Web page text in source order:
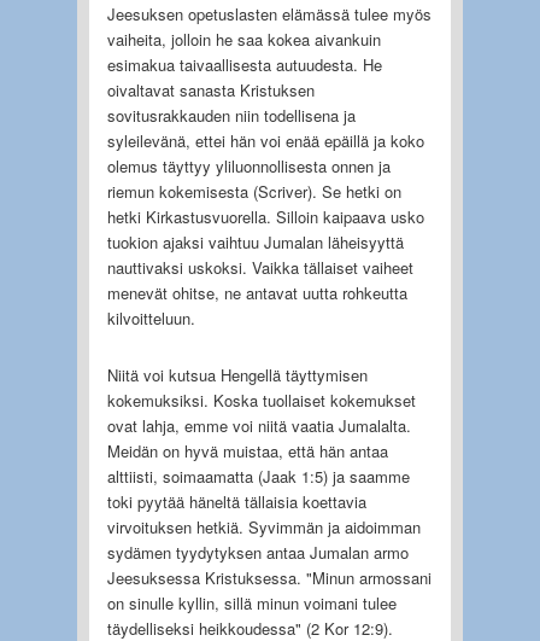
Jeesuksen opetuslasten elämässä tulee myös
vaiheita, jolloin he saa kokea aivankuin
esimakua taivaallisesta autuudesta. He
oivaltavat sanasta Kristuksen
sovitusrakkauden niin todellisena ja
syleilevänä, ettei hän voi enää epäillä ja koko
olemus täyttyy yliluonnollisesta onnen ja
riemun kokemisesta (Scriver). Se hetki on
hetki Kirkastusvuorella. Silloin kaipaava usko
tuokion ajaksi vaihtuu Jumalan läheisyyttä
nauttivaksi uskoksi. Vaikka tällaiset vaiheet
menevät ohitse, ne antavat uutta rohkeutta
kilvoitteluun.
Niitä voi kutsua Hengellä täyttymisen
kokemuksiksi. Koska tuollaiset kokemukset
ovat lahja, emme voi niitä vaatia Jumalalta.
Meidän on hyvä muistaa, että hän antaa
alttiisti, soimaamatta (Jaak 1:5) ja saamme
toki pyytää häneltä tällaisia koettavia
virvoituksen hetkiä. Syvimmän ja aidoimman
sydämen tyydytyksen antaa Jumalan armo
Jeesuksessa Kristuksessa. "Minun armossani
on sinulle kyllin, sillä minun voimani tulee
täydelliseksi heikkoudessa" (2 Kor 12:9).